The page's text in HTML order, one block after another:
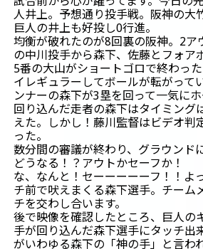
人井上。予想通り投手戦。阪神の大
巨人の井上も好投し0行進。
均衡が破れたのが8回裏の阪神。2ア
の中川投手から森下、佐藤とフォア
5番の大山がショートゴロで終わっ
イレギュラーしてボールが転がって
ンナーの森下が3塁を回って一気にホ
回り込んだ走者の森下はタイミング
えた。しかし！藤川監督はビデオ判
った。
数分間の審議が終わり、グラウンド
どうなる！？アウトかセーフか！
な、なんと！セーーーーーフ！！よ
チ前で吠えまくる森下選手。チーム
チを交わし合います。
後で映像を確認したところ、巨人の
手が回り込んだ森下選手にタッチ出
がいわゆる森下の「神の手」と言わ